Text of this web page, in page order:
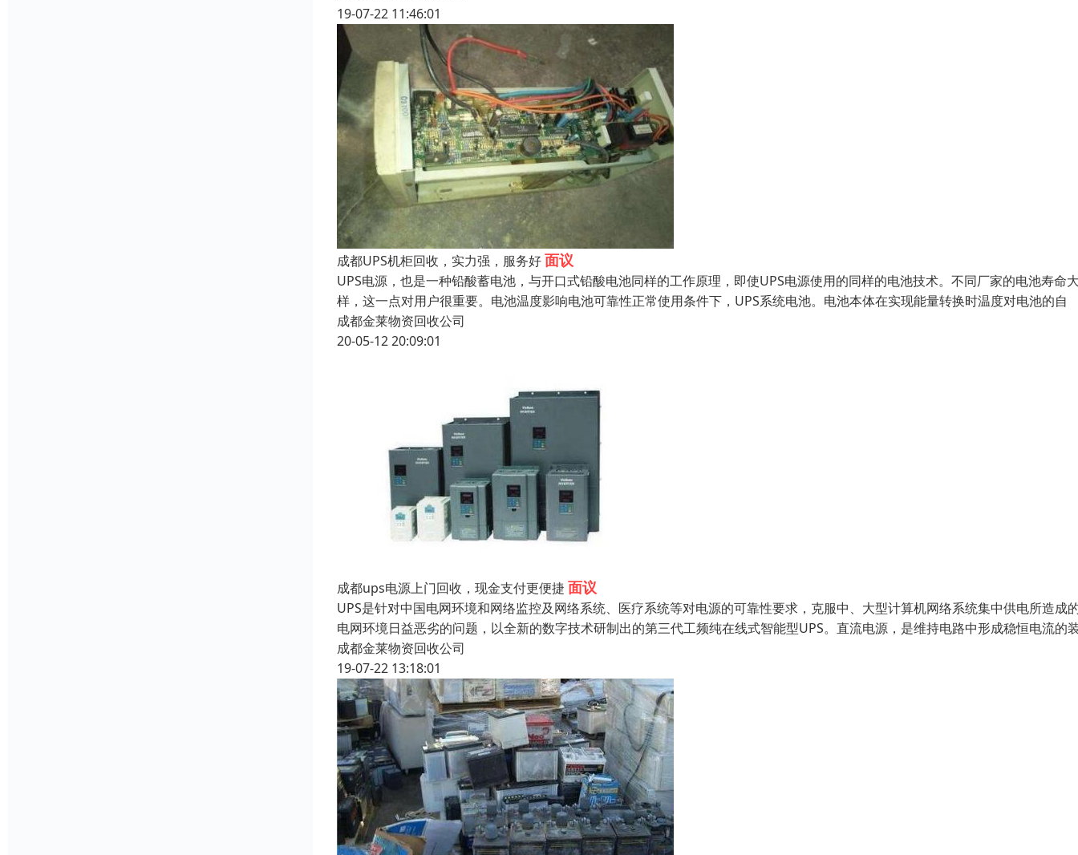
19-07-22 11:46:01
成都UPS机柜回收，实力强，服务好面议
UPS电源，也是一种铅酸蓄电池，与开口式铅酸电池同样的工作原理，即使UPS电源使用的同样的电池技术。不同厂家的电池寿命
样，这一点对用户很重要。电池温度影响电池可靠性正常使用条件下，UPS系统电池。电池本体在实现能量转换时温度对电池的自
成都金莱物资回收公司
20-05-12 20:09:01
成都ups电源上门回收，现金支付更便捷 面议
UPS是针对中国电网环境和网络监控及网络系统、医疗系统等对电源的可靠性要求，克服中、大型计算机网络系统集中供电所造成
电网环境日益恶劣的问题，以全新的数字技术研制出的第三代工频纯在线式智能型UPS。直流电源，是维持电路中形成稳恒电流的
成都金莱物资回收公司
19-07-22 13:18:01